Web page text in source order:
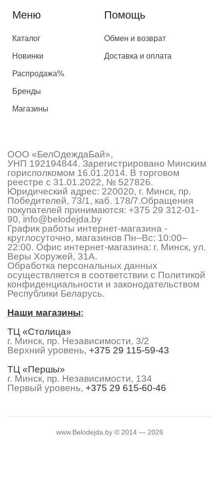
Меню
Каталог
Новинки
Распродажа%
Бренды
Магазины
Помощь
Обмен и возврат
Доставка и оплата
ООО «БелОдеждаБай»,
УНП 192194844. Зарегистрировано Минским
горисполкомом 16.01.2014. В торговом
реестре с 31.01.2022, № 527826.
Юридический адрес: 220020, г. Минск, пр.
Победителей, 73/1, каб. 178/7.Обращения
покупателей принимаются: +375 29 312-01-
90, info@belodejda.by
График работы интернет-магазина -
круглосуточно, магазинов Пн–Вс: 10:00–
22:00. Офис интернет-магазина: г. Минск, ул.
Веры Хоружей, 31А.
Обработка персональных данных
осуществляется в соответствии с Политикой
конфиденциальности и законодательством
Республики Беларусь.
Наши магазины:
ТЦ «Столица»
г. Минск, пр. Независимости, 3/2
Верхний уровень, +375 29 115-59-43
ТЦ «Першы»
г. Минск, пр. Независимости, 134
Первый уровень, +375 29 615-60-46
www.Belodejda.by © 2014 — 2026